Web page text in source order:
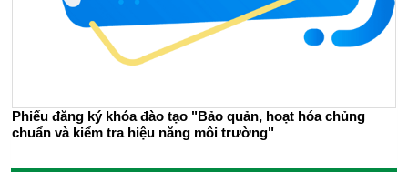
Phiếu đăng ký khóa đào tạo "Bảo quản, hoạt hóa chủng
chuẩn và kiểm tra hiệu năng môi trường"